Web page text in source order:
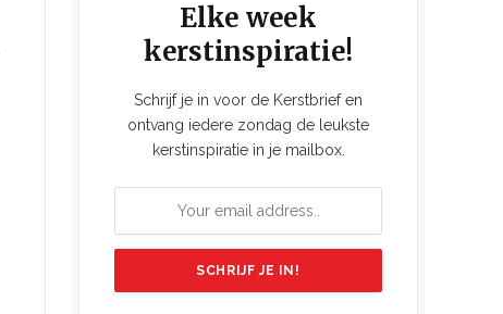
Elke week
kerstinspiratie!
Schrijf je in voor de Kerstbrief en
ontvang iedere zondag de leukste
kerstinspiratie in je mailbox.